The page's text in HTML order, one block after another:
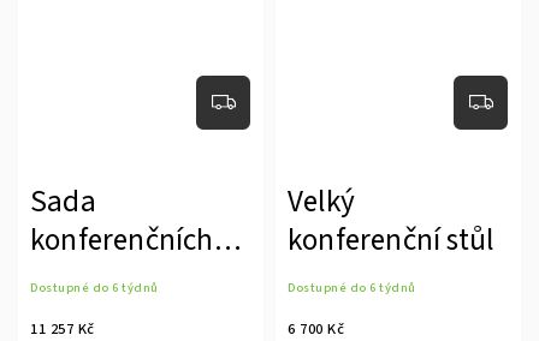
Sada
konferenčních
stolů
Dostupné do 6 týdnů
11 257 Kč
Velký
konferenční stůl
Dostupné do 6 týdnů
6 700 Kč